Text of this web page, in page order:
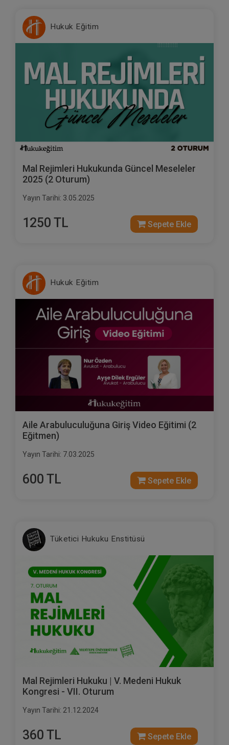
Hukuk Eğitim
Mal Rejimleri Hukukunda Güncel Meseleler
2025 (2 Oturum)
Yayın Tarihi: 3.05.2025
1250 TL Sepete Ekle
Hukuk Eğitim
Aile Arabuluculuğuna Giriş Video Eğitimi (2
Eğitmen)
Yayın Tarihi: 7.03.2025
600 TL Sepete Ekle
Tüketici Hukuku Enstitüsü
Mal Rejimleri Hukuku | V. Medeni Hukuk
Kongresi - VII. Oturum
Yayın Tarihi: 21.12.2024
360 TL Sepete Ekle